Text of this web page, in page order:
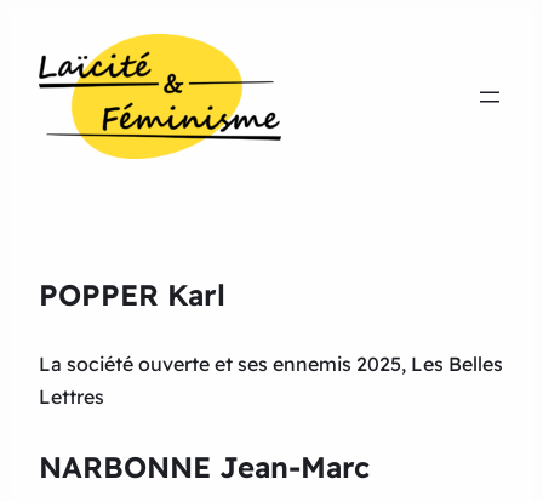
POPPER Karl
La société ouverte et ses ennemis 2025, Les Belles
Lettres
NARBONNE Jean-Marc